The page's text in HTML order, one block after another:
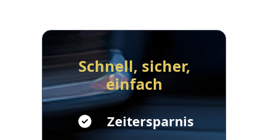
Schnell, sicher,
einfach
Zeitersparnis